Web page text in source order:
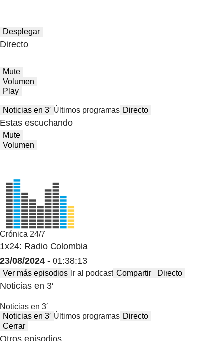
Desplegar
Directo
Mute
Volumen
Play
Noticias en 3′ Últimos programas Directo
Estas escuchando
Mute
Volumen
Crónica 24/7
1x24: Radio Colombia
23/08/2024 - 01:38:13
Ver más episodios Ir al podcast Compartir Directo
Noticias en 3′
Noticias en 3′
Noticias en 3′ Últimos programas Directo
Cerrar
Otros episodios